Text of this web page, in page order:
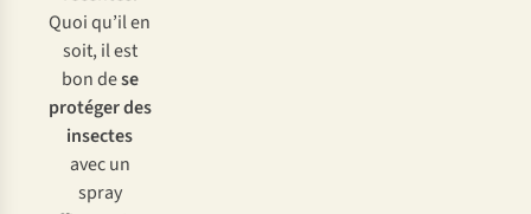
Quoi qu’il en
soit, il est
bon dese
protéger des
insectes
avec un
spray